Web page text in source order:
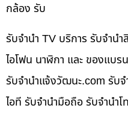
กล้อง รับ
รับจำนำ TV บริการ รับจำน
ไอโฟน นาฬิกา และ ของแบร
รับจํานําแจ้งวัฒนะ.com รับ
ไอที รับจำนำมือถือ รับจำนำ